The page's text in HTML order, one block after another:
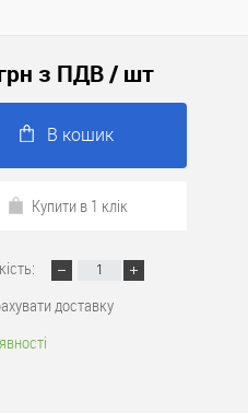
з ПДВ/ шт
В кошик
Купити в 1 клік
доставку